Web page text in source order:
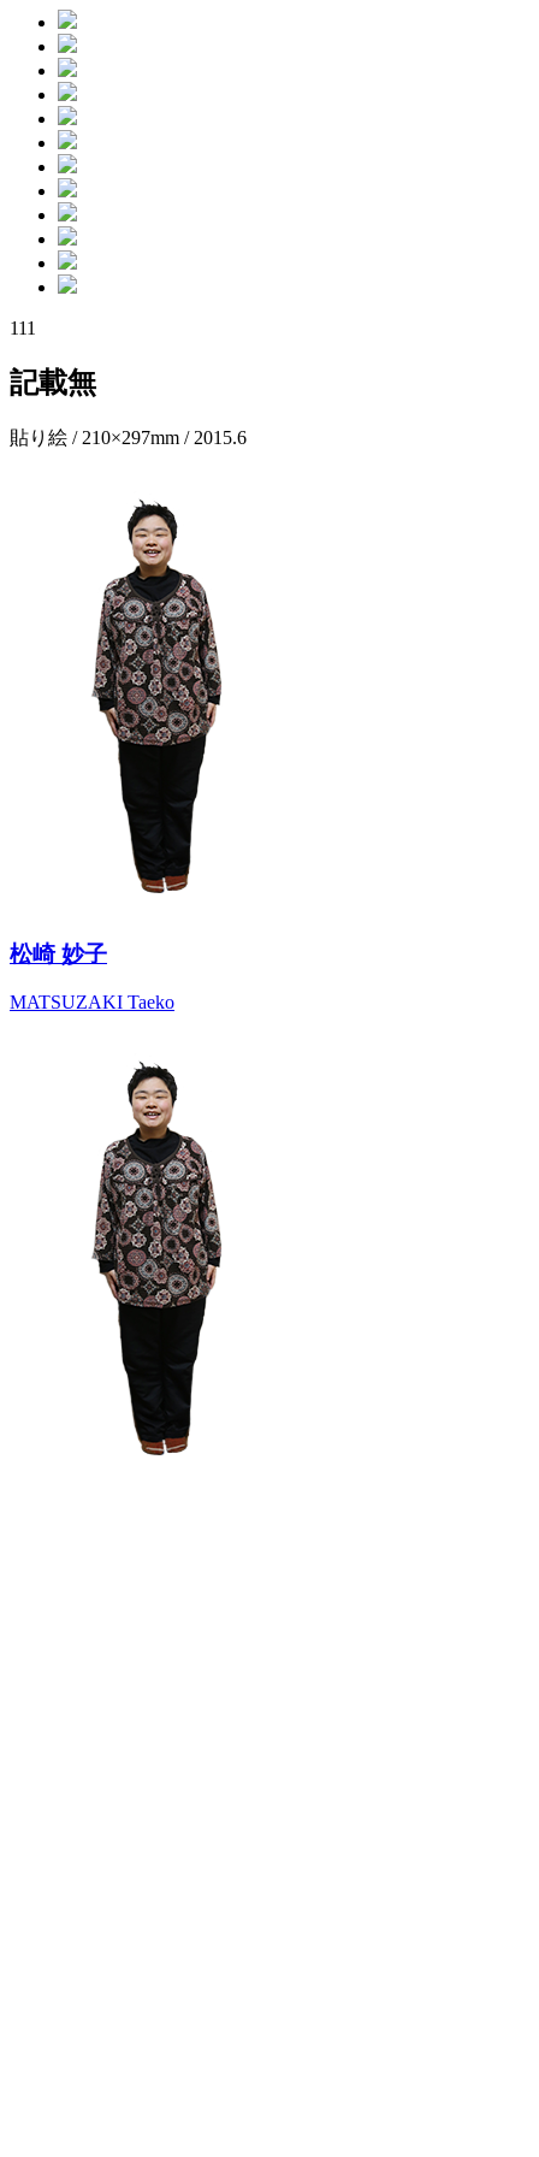
111
記載無
貼り絵 / 210×297mm / 2015.6
松崎 妙子
MATSUZAKI Taeko